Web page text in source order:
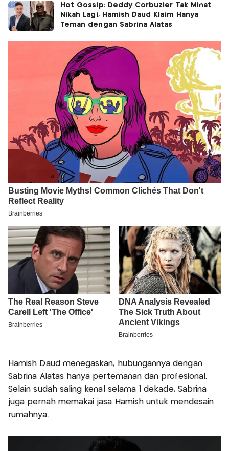
Hot Gossip: Deddy Corbuzier Tak Minat
Nikah Lagi, Hamish Daud Klaim Hanya
Teman dengan Sabrina Alatas
Hamish Daud menegaskan, hubungannya dengan
Sabrina Alatas hanya pertemanan dan profesional.
Selain sudah saling kenal selama 1 dekade, Sabrina
juga pernah memakai jasa Hamish untuk mendesain
rumahnya.